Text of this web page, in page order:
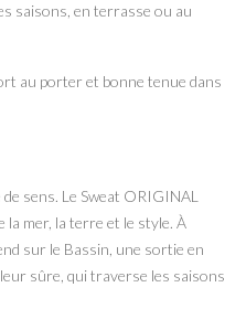
saisons, en terrasse ou au
au porter et bonne tenue dans
sens. Le Sweat ORIGINAL
la mer, la terre et le style. À
sur le Bassin, une sortie en
sûre, qui traverse les saisons